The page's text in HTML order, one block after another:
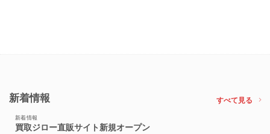
新着情報 すべて見る
新着情報
買取ジロー直販サイト新規オープン